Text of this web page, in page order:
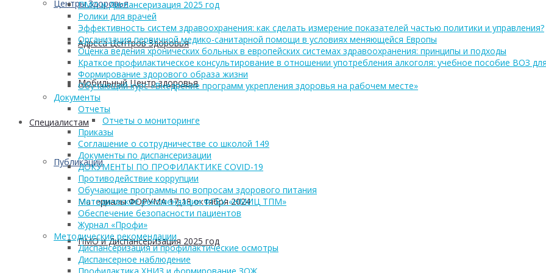
Центры Здоровья
Адреса Центров Здоровья
Мобильный Центр здоровья
Cпециалистам
Публикации
Материалы ФОРУМА 17-18 октября 2024
ПМО и Диспансеризация 2025 год
ПМО и Диспансеризация 2025 год
Ролики для врачей
Эффективность систем здравоохранения: как сделать измерение показателей частью политики и управления?
Организация первичной медико-санитарной помощи в условиях меняющейся Европы
Оценка ведения хронических больных в европейских системах здравоохранения: принципы и подходы
Краткое профилактическое консультирование в отношении употребления алкоголя: учебное пособие ВОЗ
Формирование здорового образа жизни
Обучающий курс «Внедрение программ укрепления здоровья на рабочем месте»
Документы
Отчеты
Отчеты о мониторинге
Приказы
Соглашение о сотрудничестве со школой 149
Документы по диспансеризации
ДОКУМЕНТЫ ПО ПРОФИЛАКТИКЕ COVID-19
Противодействие коррупции
Обучающие программы по вопросам здорового питания
Методические рекомендации ФГБУ «НМИЦ ТПМ»
Обеспечение безопасности пациентов
Журнал «Профи»
Методические рекомендации
Диспансеризация и профилактические осмотры
Диспансерное наблюдение